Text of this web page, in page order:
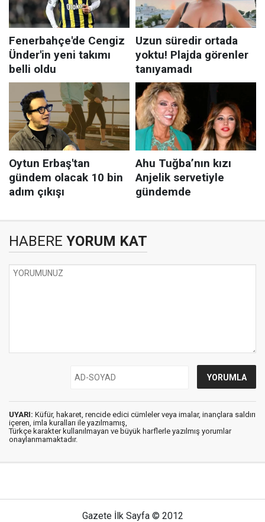
HABERE YORUM KAT
UYARI: Küfür, hakaret, rencide edici cümleler veya imalar, inançlara saldırı
içeren, imla kuralları ile yazılmamış,
Türkçe karakter kullanılmayan ve büyük harflerle yazılmış yorumlar
onaylanmamaktadır.
Gazete İlk Sayfa © 2012